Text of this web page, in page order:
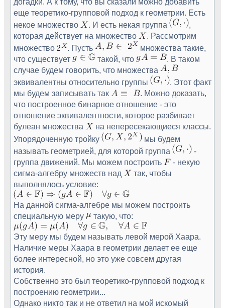
еще теоретико-групповой подход к геометрии. Есть
некое множество
. И есть некая группа
,
которая действует на множество
. Рассмотрим
множество
. Пусть
множества такие,
что существует
такой, что
. В таком
случае будем говорить, что множества
эквивалентны относительно группы
. Этот факт
мы будем записывать так
. Можно доказать,
что построенное бинарное отношение - это
отношение эквивалентности, которое разбивает
булеан множества
на непересекающиеся классы.
Упорядоченную тройку
мы будем
называть геометрией, для которой группа
-
группа движений. Мы можем построить
- некую
сигма-алгебру множеств над
так, чтобы
выполнялось условие:
На данной сигма-алгебре мы можем построить
специальную меру
такую, что:
Эту меру мы будем называть левой мерой Хаара.
Наличие меры Хаара в геометрии делает ее еще
более интересной, но это уже совсем другая
история.
Собственно это был теоретико-групповой подход к
построению геометрии...
Однако никто так и не ответил на мой искомый